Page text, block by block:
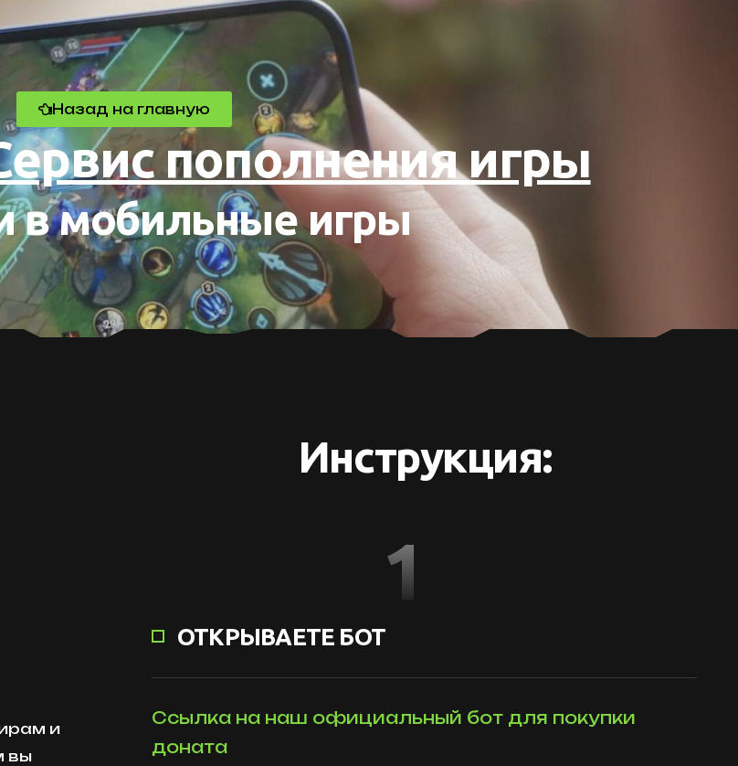
Назад на главную
пополнения игры
в мобильные игры
и
вы
Инструкция:
ОТКРЫВАЕТЕ БОТ
Ссылка на наш официальный бот для покупки
доната
1